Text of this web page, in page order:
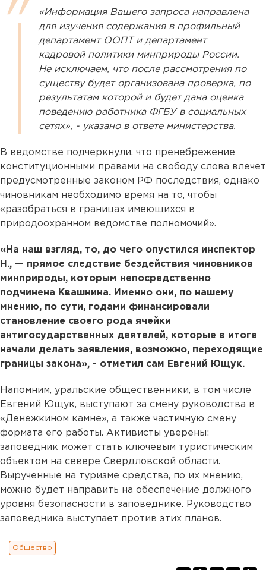
«Информация Вашего запроса направлена
для изучения содержания в профильный
департамент ООПТ и департамент
кадровой политики минприроды России.
Не исключаем, что после рассмотрения по
существу будет организована проверка, по
результатам которой и будет дана оценка
поведению работника ФГБУ в социальных
сетях», - указано в ответе министерства.
В ведомстве подчеркнули, что пренебрежение
конституционными правами на свободу слова влечет
предусмотренные законом РФ последствия, однако
чиновникам необходимо время на то, чтобы
«разобраться в границах имеющихся в
природоохранном ведомстве полномочий».
«На наш взгляд, то, до чего опустился инспектор
Н., — прямое следствие бездействия чиновников
минприроды, которым непосредственно
подчинена Квашнина. Именно они, по нашему
мнению, по сути, годами финансировали
становление своего рода ячейки
антигосударственных деятелей, которые в итоге
начали делать заявления, возможно, переходящие
границы закона», - отметил сам Евгений Ющук.
Напомним, уральские общественники, в том числе
Евгений Ющук, выступают за смену руководства в
«Денежкином камне», а также частичную смену
формата его работы. Активисты уверены:
заповедник может стать ключевым туристическим
объектом на севере Свердловской области.
Вырученные на туризме средства, по их мнению,
можно будет направить на обеспечение должного
уровня безопасности в заповеднике. Руководство
заповедника выступает против этих планов.
Общество